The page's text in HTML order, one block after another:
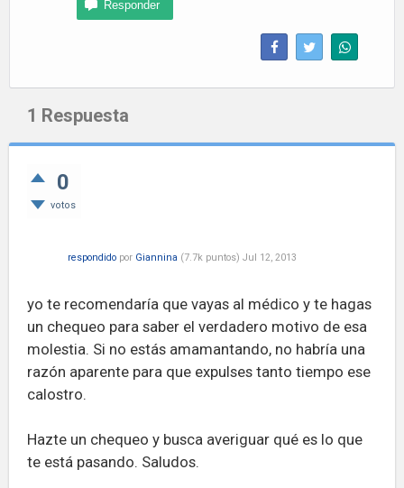
1 Respuesta
0
votos
respondido por Giannina (7.7k puntos) Jul 12, 2013
yo te recomendaría que vayas al médico y te hagas
un chequeo para saber el verdadero motivo de esa
molestia. Si no estás amamantando, no habría una
razón aparente para que expulses tanto tiempo ese
calostro.
Hazte un chequeo y busca averiguar qué es lo que
te está pasando. Saludos.